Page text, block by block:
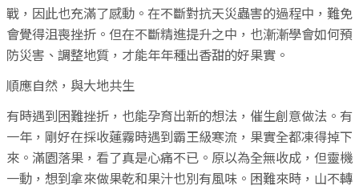
戰，因此也充滿了感動。在不斷對抗天災蟲害的過程中，難免
會覺得沮喪挫折。但在不斷精進提升之中，也漸漸學會如何預
防災害、調整地質，才能年年種出香甜的好果實。
順應自然，與大地共生
有時遇到困難挫折，也能孕育出新的想法，催生創意做法。有
一年，剛好在採收蓮霧時遇到霸王級寒流，果實全都凍得掉下
來。滿園落果，看了真是心痛不已。原以為全無收成，但靈機
一動，想到拿來做果乾和果汁也別有風味。困難來時，山不轉